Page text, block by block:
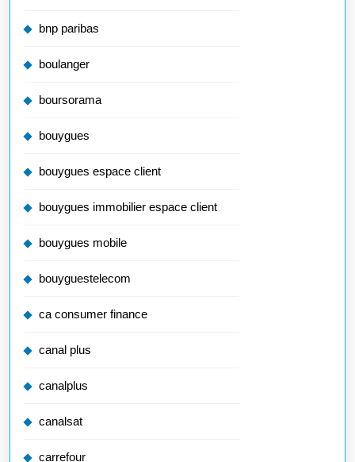
bnp paribas
boulanger
boursorama
bouygues
bouygues espace client
bouygues immobilier espace client
bouygues mobile
bouyguestelecom
ca consumer finance
canal plus
canalplus
canalsat
carrefour